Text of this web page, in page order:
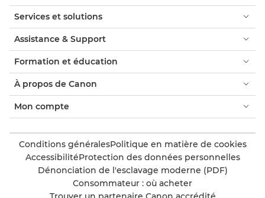
Services et solutions
Assistance & Support
Formation et éducation
À propos de Canon
Mon compte
Conditions généralesPolitique en matière de cookies
AccessibilitéProtection des données personnelles
Dénonciation de l'esclavage moderne (PDF)
Consommateur : où acheter